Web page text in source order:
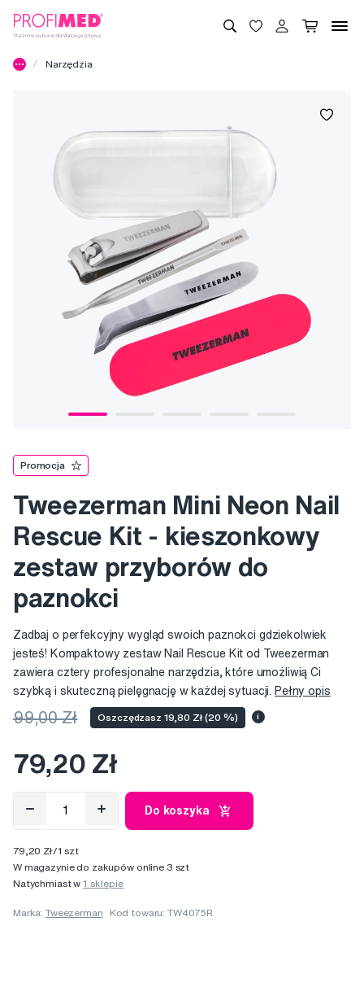
Narzędzia
Promocja
Tweezerman Mini Neon Nail
Rescue Kit - kieszonkowy
zestaw przyborów do
paznokci
Zadbaj o perfekcyjny wygląd swoich paznokci gdziekolwiek
jesteś! Kompaktowy zestaw Nail Rescue Kit od Tweezerman
zawiera cztery profesjonalne narzędzia, które umożliwią Ci
szybką i skuteczną pielęgnację w każdej sytuacji. Pełny opis
99,00 Zł Oszczędzasz 19,80 Zł (20 %) i
79,20 Zł
Do koszyka
79,20 Zł/1 szt
W magazynie do zakupów online 3 szt
Natychmiast w1 sklepie
Marka:Tweezerman Kod towaru: TW4075R